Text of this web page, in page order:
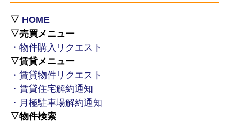
▽ HOME
▽売買メニュー
・物件購入リクエスト
▽賃貸メニュー
・賃貸物件リクエスト
・賃貸住宅解約通知
・月極駐車場解約通知
▽物件検索